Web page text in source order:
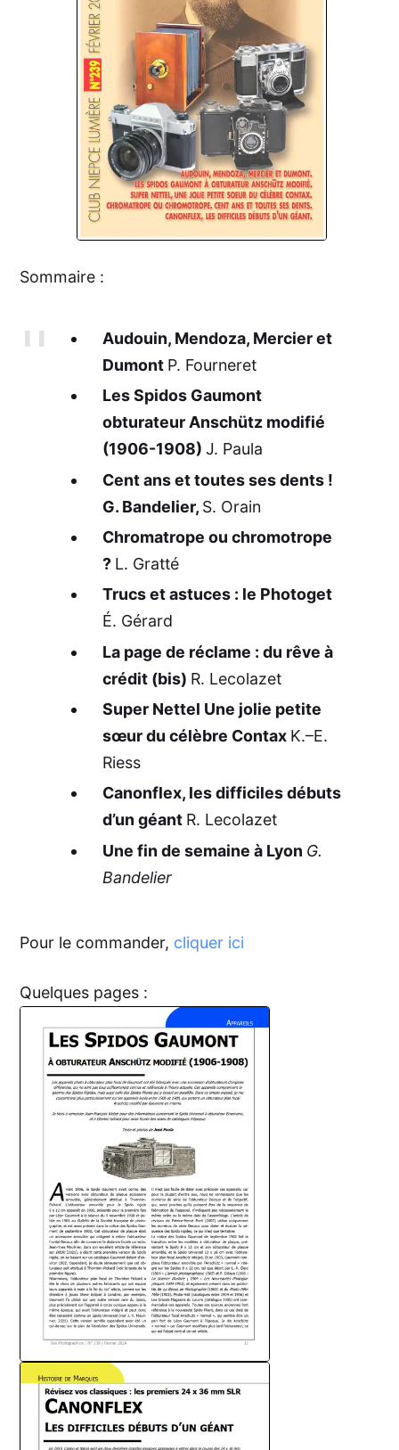
Sommaire :
Audouin, Mendoza, Mercier et
Dumont P. Fourneret
Les Spidos Gaumont
obturateur Anschütz modifié
(1906-1908)J. Paula
Cent ans et toutes ses dents !
G. Bandelier, S. Orain
Chromatrope ou chromotrope
? L. Gratté
Trucs et astuces : le Photoget
É. Gérard
La page de réclame : du rêve à
crédit (bis) R. Lecolazet
Super Nettel Une jolie petite
sœur du célèbre Contax K.–E.
Riess
Canonflex, les difficiles débuts
d’un géant R. Lecolazet
Une fin de semaine à Lyon G.
Bandelier
Pour le commander, cliquer ici
Quelques pages :